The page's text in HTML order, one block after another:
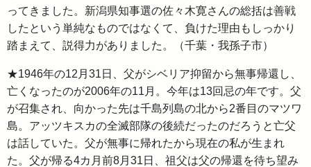
ってきました。新潟県知事選の佐々木寛さんの総括は善戦
したという単純なものではなくて、負けた理由もしっかり
踏まえて、説得力がありました。（千葉・我孫子市）
★1946年の12月31日、父がシベリア抑留から無事帰還し、
亡くなったのが2006年の11月。今年は13回忌の年です。父
が召集され、向かった先は千島列島の北から2番目のマツワ
島。アッツキスカの全滅部隊の後続だったのだろうと亡父
は話していた。父が無事に帰れたから現在の私が生まれ
た。父が帰る4カ月前8月31日、祖父は父の帰還を待ち望み